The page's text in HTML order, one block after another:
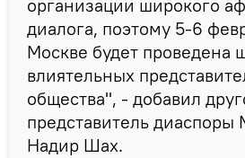
организации широкого
диалога, поэтому 5-6
Москве будет проведена
влиятельных
общества", - добавил
представитель
Надир Шах.